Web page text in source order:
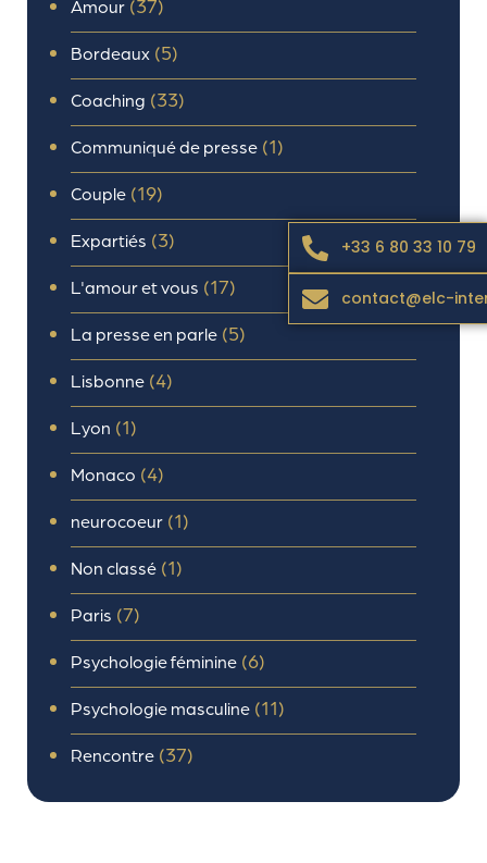
Amour (37)
Bordeaux (5)
Coaching (33)
Communiqué de presse (1)
Couple (19)
Expartiés (3)
L'amour et vous (17)
La presse en parle (5)
Lisbonne (4)
Lyon (1)
Monaco (4)
neurocoeur (1)
Non classé (1)
Paris (7)
Psychologie féminine (6)
Psychologie masculine (11)
Rencontre (37)
+33 6 80 33 10 79
contact@elc-